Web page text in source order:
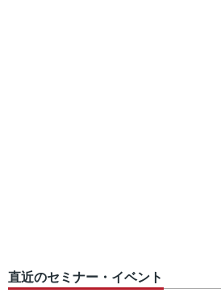
直近のセミナー・イベント